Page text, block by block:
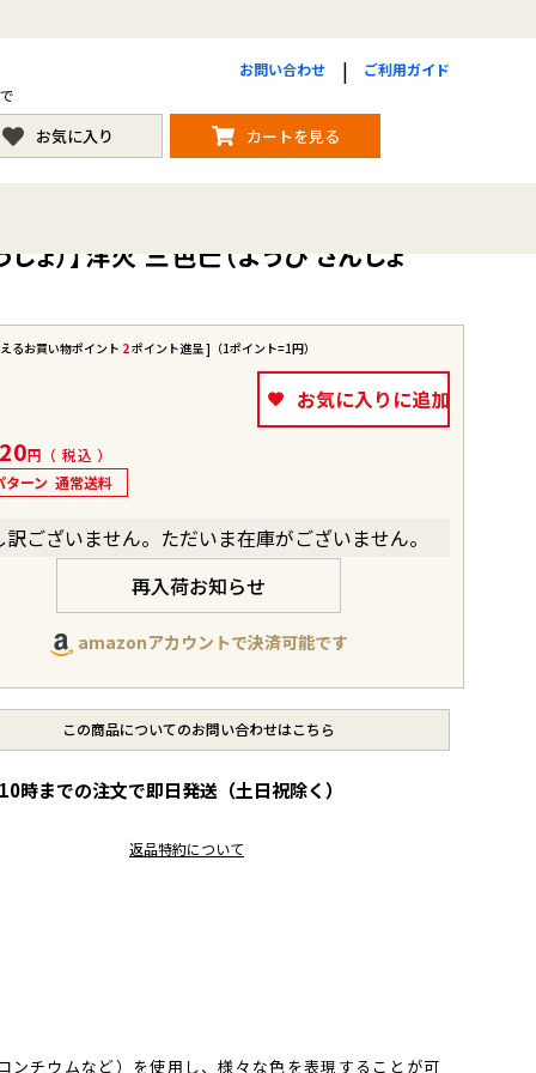
お問い合わせ ご利用ガイド
お気に入り カートを見る
）】洋火 三色芒（ようび さんしょ
るお買い物ポイント 2ポイント進呈 ]（1ポイント=1円）
税込
ターン 通常送料
訳ございません。ただいま在庫がございません。
お気に入りに追加
再入荷お知らせ
amazonアカウントで決済可能です
時までの注文で即日発送（土日祝除く）
この商品についてのお問い合わせはこちら
返品特約について
チウムなど）を使用し、様々な色を表現することが可